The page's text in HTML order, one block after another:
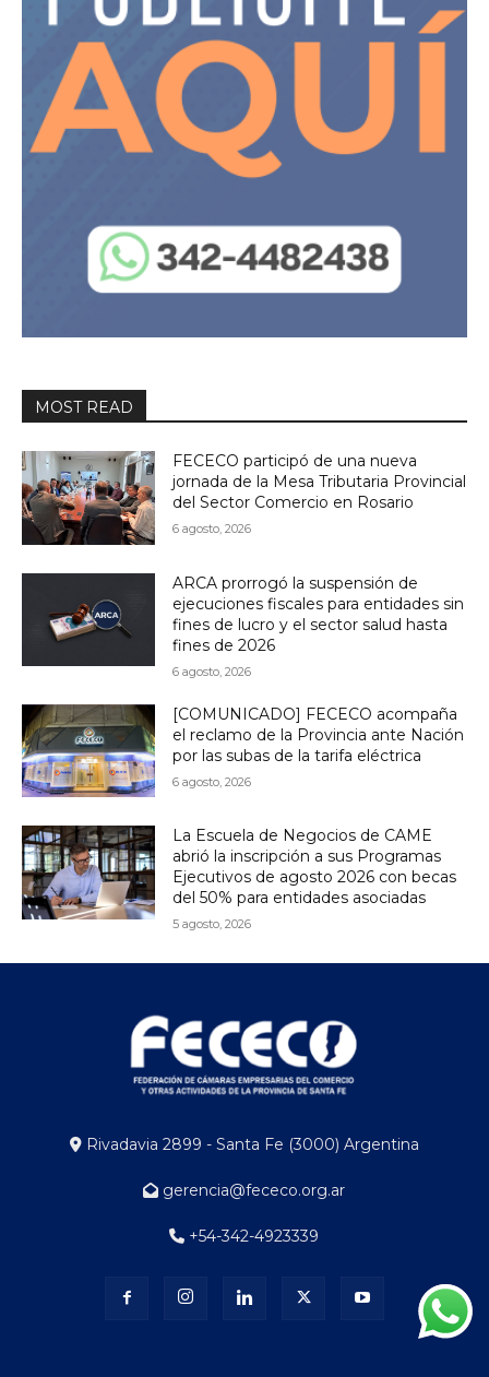
MOST READ
FECECO participó de una nueva
jornada de la Mesa Tributaria Provincial
del Sector Comercio en Rosario
6 agosto, 2026
ARCA prorrogó la suspensión de
ejecuciones fiscales para entidades sin
fines de lucro y el sector salud hasta
fines de 2026
6 agosto, 2026
[COMUNICADO] FECECO acompaña
el reclamo de la Provincia ante Nación
por las subas de la tarifa eléctrica
6 agosto, 2026
La Escuela de Negocios de CAME
abrió la inscripción a sus Programas
Ejecutivos de agosto 2026 con becas
del 50% para entidades asociadas
5 agosto, 2026
Rivadavia 2899 - Santa Fe (3000) Argentina
gerencia@fececo.org.ar
+54-342-4923339